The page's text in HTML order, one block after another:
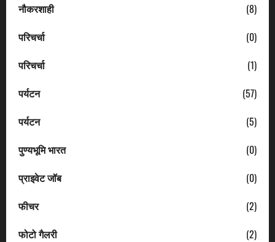
नौकरशाही
(8)
परिचर्चा
(0)
परिचर्चा
(1)
पर्यटन
(57)
पर्यटन
(5)
पुण्यभूमि भारत
(0)
प्राइवेट जॉब
(0)
फीचर
(2)
फोटो गैलरी
(2)